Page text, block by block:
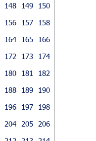
148 149
150
156 157
158
164 165
166
172 173
174
180 181
182
188 189
190
196 197
198
204 205
206